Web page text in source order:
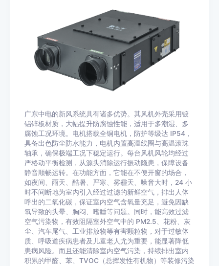
广东中电的新风系统具有诸多优势。其风机外壳采用镀
铝锌板材质，大幅提升防腐蚀性能，适用于多潮湿、多
腐蚀工况环境。电机搭载全铜电机，防护等级达 IP54，
具备出色防尘防水能力，电机内置高温线圈与高温滚珠
轴承，确保极端工况下稳定运行。每台风机风轮均经过
严格动平衡检测，从源头消除运行振动隐患，保障设备
静音顺畅运转。在功能方面，它能在不便开窗的场合，
如夜间、雨天、酷暑、严寒、雾霾天、噪音大时，24 小
时不间断地为室内引入经过过滤的新鲜空气，排出人体
呼出的二氧化碳，保证室内空气含氧量充足，避免因缺
氧导致的头晕、胸闷、嗜睡等问题。同时，能高效过滤
空气污染物，有效阻隔室外空气中的 PM2.5、花粉、灰
尘、汽车尾气、工业排放物等有害颗粒物，对于过敏体
质、呼吸道疾病患者及儿童老人尤为重要，能显著降低
患病风险。而且还能清除室内空气污染，持续排出室内
积累的甲醛、苯、TVOC（总挥发性有机物）等装修污染